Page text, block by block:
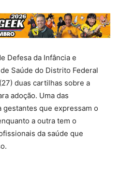
Defesa da Infância e
Saúde do Distrito Federal
duas cartilhas sobre a
adoção. Uma das
gestantes que expressam o
a outra tem o
da saúde que